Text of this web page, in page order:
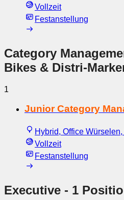
Vollzeit
Festanstellung
Category
Bikes & Distri-
1
Junior Category
Hybrid, Office
Vollzeit
Festanstellung
Executive - 1